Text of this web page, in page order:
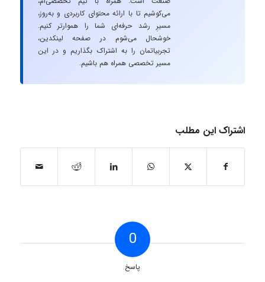
می‌کوشیم تا با ارائه محتوای کاربردی و به‌روز،
مسیرِ رشد حرفه‌ای شما را هموارتر کنیم.
خوشحال می‌شوم در صفحه لینکدین،
تجربیاتمان را به اشتراک بگذاریم و در این
مسیر تخصصی همراه هم باشیم.
اشتراک این مطلب
0
پاسخ